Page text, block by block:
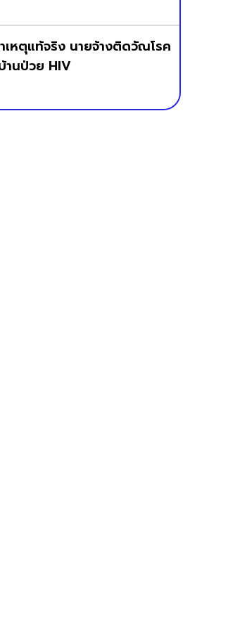
เหตุแท้จริง นายจ้างติดวัณโรค
นป่วย HIV